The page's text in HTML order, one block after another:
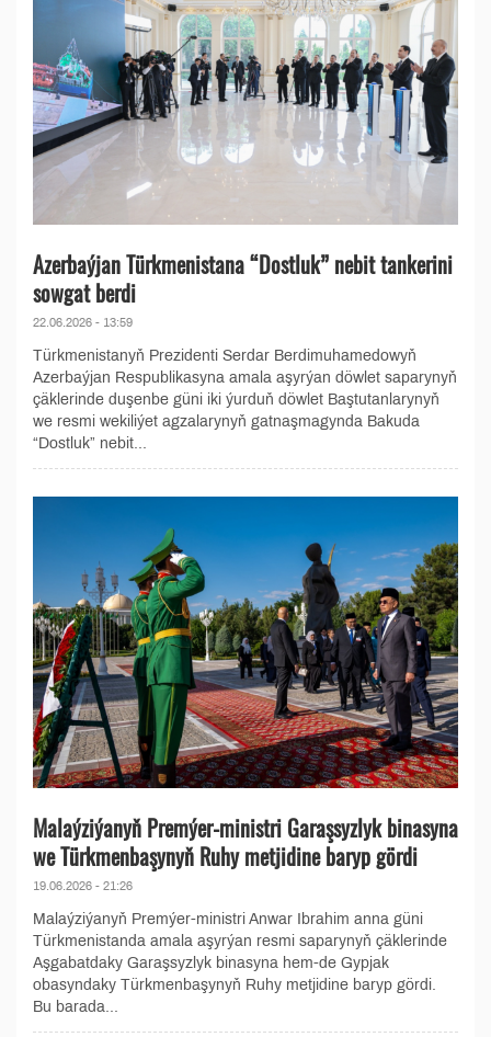
Azerbaýjan Türkmenistana “Dostluk” nebit tankerini
sowgat berdi
22.06.2026 - 13:59
Türkmenistanyň Prezidenti Serdar Berdimuhamedowyň
Azerbaýjan Respublikasyna amala aşyrýan döwlet saparynyň
çäklerinde duşenbe güni iki ýurduň döwlet Baştutanlarynyň
we resmi wekiliýet agzalarynyň gatnaşmagynda Bakuda
“Dostluk” nebit...
Malaýziýanyň Premýer-ministri Garaşsyzlyk binasyna
we Türkmenbaşynyň Ruhy metjidine baryp gördi
19.06.2026 - 21:26
Malaýziýanyň Premýer-ministri Anwar Ibrahim anna güni
Türkmenistanda amala aşyrýan resmi saparynyň çäklerinde
Aşgabatdaky Garaşsyzlyk binasyna hem-de Gypjak
obasyndaky Türkmenbaşynyň Ruhy metjidine baryp gördi.
Bu barada...